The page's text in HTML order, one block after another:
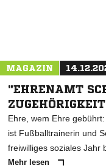
MAGAZIN
"EHRENAMT
Ehre, wem Ehre
ist Fußballtrainerin und
freiwilliges soziales Jahr
Mehr lesen